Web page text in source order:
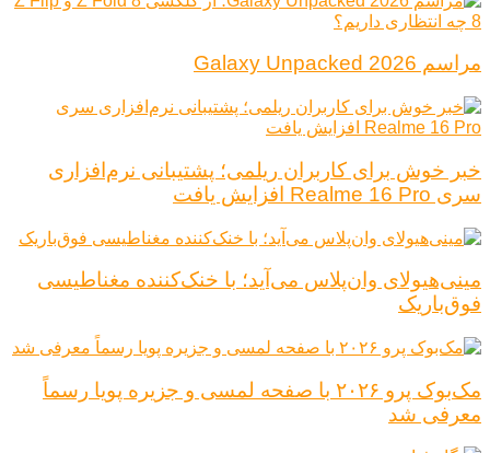
مراسم Galaxy Unpacked 2026
خبر خوش برای کاربران ریلمی؛ پشتیبانی نرم‌افزاری
سری Realme 16 Pro افزایش یافت
مینی‌هیولای وان‌پلاس می‌آید؛ با خنک‌کننده مغناطیسی
فوق‌باریک
مک‌بوک پرو ۲۰۲۶ با صفحه لمسی و جزیره پویا رسماً
معرفی شد